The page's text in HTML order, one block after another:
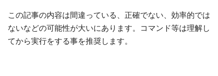
この記事の内容は間違っている、正確でない、効率的では
ないなどの可能性が大いにあります。コマンド等は理解し
てから実行をする事を推奨します。